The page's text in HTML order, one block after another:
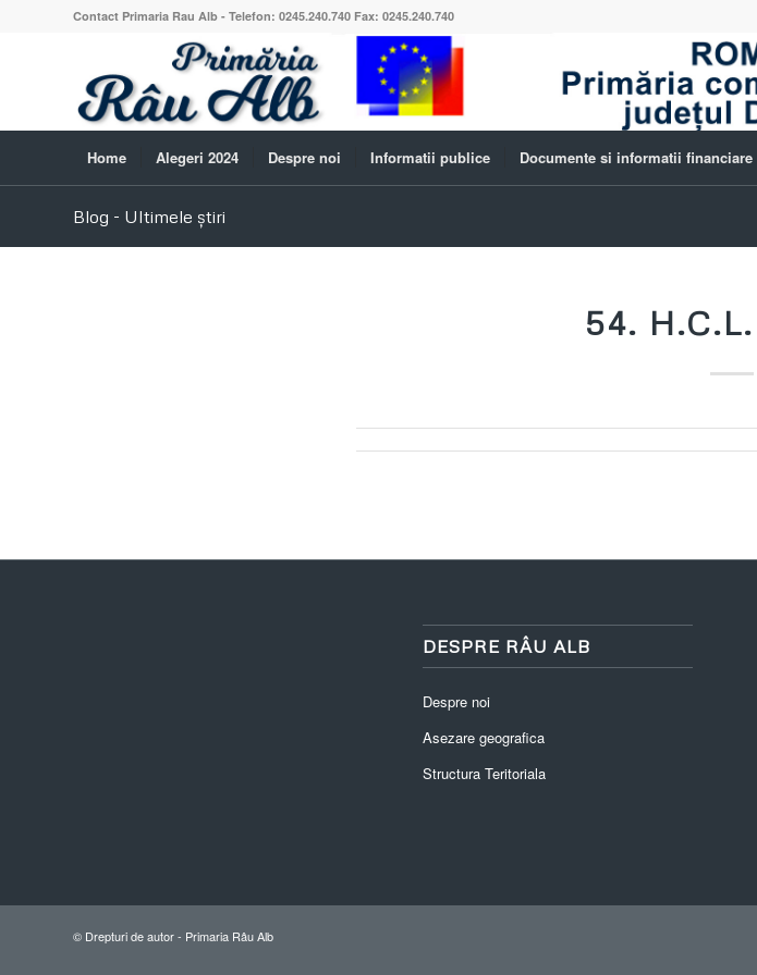
Contact Primaria Rau Alb - Telefon: 0245.240.740 Fax: 0245.240.740
Home Alegeri 2024 Despre noi Informatii publice Documente si informatii financiare
Blog - Ultimele știri
54.
DESPRE RÂU ALB
Despre noi
Asezare geografica
Structura Teritoriala
© Drepturi de autor - Primaria Râu Alb